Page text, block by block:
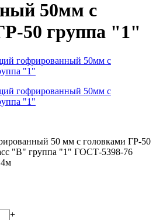
50мм с
50 группа "1"
50 мм с головками ГР-50
"В" группа "1" ГОСТ-5398-76
4м
+